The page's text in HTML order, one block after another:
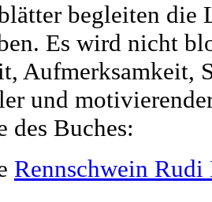
begleiten die
Es wird nicht
Aufmerksamkeit,
und
des Buches:
Rennschwein Rudi